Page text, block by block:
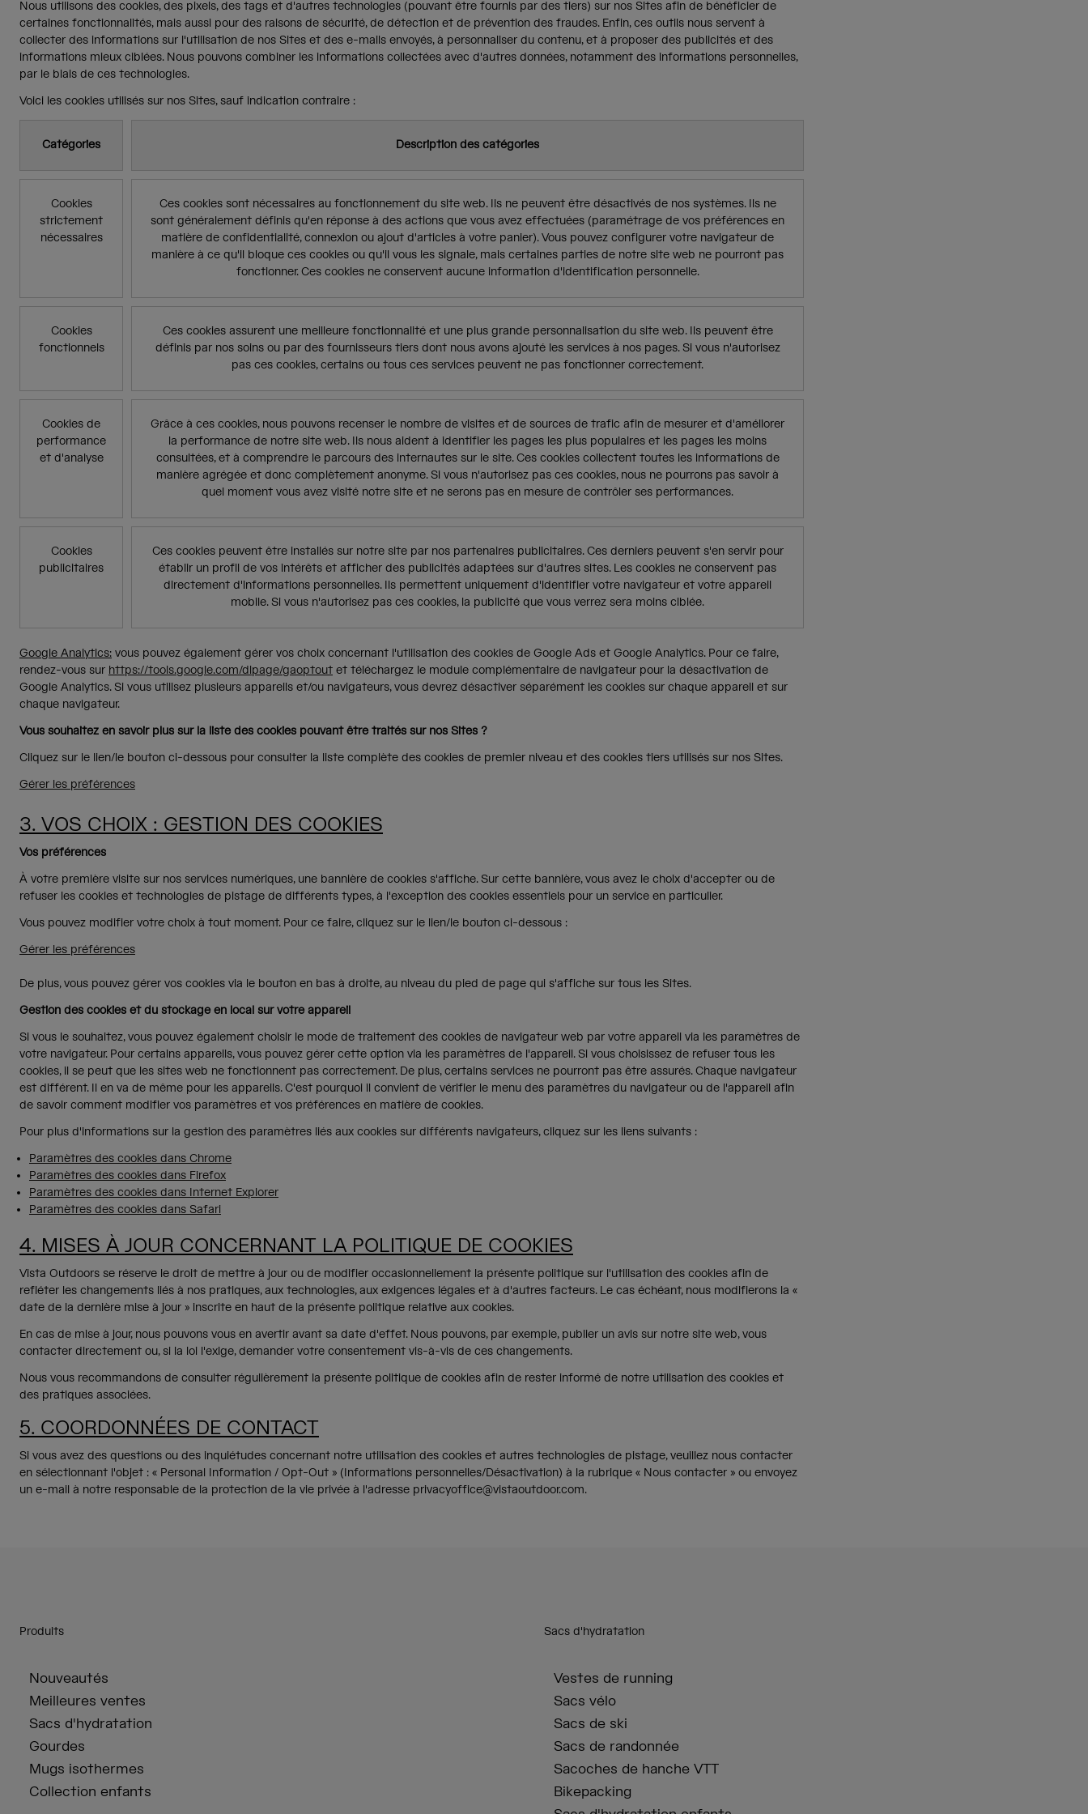
Nous utilisons des cookies, des pixels, des tags et d'autres technologies (pouvant être fournis par des tiers) sur nos Sites afin de bénéficier de
certaines fonctionnalités, mais aussi pour des raisons de sécurité, de détection et de prévention des fraudes. Enfin, ces outils nous servent à
collecter des informations sur l'utilisation de nos Sites et des e-mails envoyés, à personnaliser du contenu, et à proposer des publicités et des
informations mieux ciblées. Nous pouvons combiner les informations collectées avec d'autres données, notamment des informations personnelles,
par le biais de ces technologies.
Voici les cookies utilisés sur nos Sites, sauf indication contraire :
Catégories Description des catégories
Cookies
strictement
nécessaires
Ces cookies sont nécessaires au fonctionnement du site web. Ils ne peuvent être désactivés de nos systèmes. Ils ne
sont généralement définis qu'en réponse à des actions que vous avez effectuées (paramétrage de vos préférences en
matière de confidentialité, connexion ou ajout d'articles à votre panier). Vous pouvez configurer votre navigateur de
manière à ce qu'il bloque ces cookies ou qu'il vous les signale, mais certaines parties de notre site web ne pourront pas
fonctionner. Ces cookies ne conservent aucune information d'identification personnelle.
Cookies
fonctionnels
Ces cookies assurent une meilleure fonctionnalité et une plus grande personnalisation du site web. Ils peuvent être
définis par nos soins ou par des fournisseurs tiers dont nous avons ajouté les services à nos pages. Si vous n'autorisez
pas ces cookies, certains ou tous ces services peuvent ne pas fonctionner correctement.
Cookies de
performance
et d'analyse
Grâce à ces cookies, nous pouvons recenser le nombre de visites et de sources de trafic afin de mesurer et d'améliorer
la performance de notre site web. Ils nous aident à identifier les pages les plus populaires et les pages les moins
consultées, et à comprendre le parcours des internautes sur le site. Ces cookies collectent toutes les informations de
manière agrégée et donc complètement anonyme. Si vous n'autorisez pas ces cookies, nous ne pourrons pas savoir à
quel moment vous avez visité notre site et ne serons pas en mesure de contrôler ses performances.
Cookies
publicitaires
Ces cookies peuvent être installés sur notre site par nos partenaires publicitaires. Ces derniers peuvent s'en servir pour
établir un profil de vos intérêts et afficher des publicités adaptées sur d'autres sites. Les cookies ne conservent pas
directement d'informations personnelles. Ils permettent uniquement d'identifier votre navigateur et votre appareil
mobile. Si vous n'autorisez pas ces cookies, la publicité que vous verrez sera moins ciblée.
Google Analytics: vous pouvez également gérer vos choix concernant l'utilisation des cookies de Google Ads et Google Analytics. Pour ce faire,
rendez-vous sur https://tools.google.com/dlpage/gaoptout et téléchargez le module complémentaire de navigateur pour la désactivation de
Google Analytics. Si vous utilisez plusieurs appareils et/ou navigateurs, vous devrez désactiver séparément les cookies sur chaque appareil et sur
chaque navigateur.
Vous souhaitez en savoir plus sur la liste des cookies pouvant être traités sur nos Sites ?
Cliquez sur le lien/le bouton ci-dessous pour consulter la liste complète des cookies de premier niveau et des cookies tiers utilisés sur nos Sites.
Gérer les préférences
3. VOS CHOIX : GESTION DES COOKIES
Vos préférences
À votre première visite sur nos services numériques, une bannière de cookies s'affiche. Sur cette bannière, vous avez le choix d'accepter ou de
refuser les cookies et technologies de pistage de différents types, à l'exception des cookies essentiels pour un service en particulier.
Vous pouvez modifier votre choix à tout moment. Pour ce faire, cliquez sur le lien/le bouton ci-dessous :
Gérer les préférences
De plus, vous pouvez gérer vos cookies via le bouton en bas à droite, au niveau du pied de page qui s'affiche sur tous les Sites.
Gestion des cookies et du stockage en local sur votre appareil
Si vous le souhaitez, vous pouvez également choisir le mode de traitement des cookies de navigateur web par votre appareil via les paramètres de
votre navigateur. Pour certains appareils, vous pouvez gérer cette option via les paramètres de l'appareil. Si vous choisissez de refuser tous les
cookies, il se peut que les sites web ne fonctionnent pas correctement. De plus, certains services ne pourront pas être assurés. Chaque navigateur
est différent. Il en va de même pour les appareils. C'est pourquoi il convient de vérifier le menu des paramètres du navigateur ou de l'appareil afin
de savoir comment modifier vos paramètres et vos préférences en matière de cookies.
Pour plus d'informations sur la gestion des paramètres liés aux cookies sur différents navigateurs, cliquez sur les liens suivants :
Paramètres des cookies dans Chrome
Paramètres des cookies dans Firefox
Paramètres des cookies dans Internet Explorer
Paramètres des cookies dans Safari
4. MISES À JOUR CONCERNANT LA POLITIQUE DE COOKIES
Vista Outdoors se réserve le droit de mettre à jour ou de modifier occasionnellement la présente politique sur l'utilisation des cookies afin de
refléter les changements liés à nos pratiques, aux technologies, aux exigences légales et à d'autres facteurs. Le cas échéant, nous modifierons la «
date de la dernière mise à jour » inscrite en haut de la présente politique relative aux cookies.
En cas de mise à jour, nous pouvons vous en avertir avant sa date d'effet. Nous pouvons, par exemple, publier un avis sur notre site web, vous
contacter directement ou, si la loi l'exige, demander votre consentement vis-à-vis de ces changements.
Nous vous recommandons de consulter régulièrement la présente politique de cookies afin de rester informé de notre utilisation des cookies et
des pratiques associées.
5. COORDONNÉES DE CONTACT
Si vous avez des questions ou des inquiétudes concernant notre utilisation des cookies et autres technologies de pistage, veuillez nous contacter
en sélectionnant l'objet : « Personal Information / Opt-Out » (Informations personnelles/Désactivation) à la rubrique « Nous contacter » ou envoyez
un e-mail à notre responsable de la protection de la vie privée à l'adresse privacyoffice@vistaoutdoor.com.
Produits
Nouveautés
Meilleures ventes
Sacs d'hydratation
Gourdes
Mugs isothermes
Collection enfants
Sacs d'hydratation
Vestes de running
Sacs vélo
Sacs de ski
Sacs de randonnée
Sacoches de hanche VTT
Bikepacking